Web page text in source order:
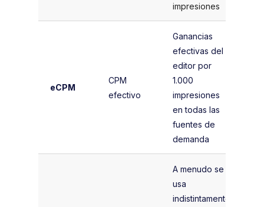
impresiones
eCPM
CPM
efectivo
Ganancias
efectivas del
editor por
1.000
impresiones
en todas las
fuentes de
demanda
A menudo se
usa
indistintamente